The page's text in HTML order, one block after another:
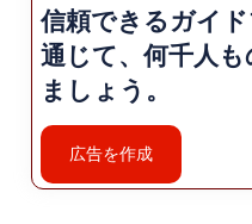
信頼できるガイ
通じて、何千人
ましょう。
広告を作成